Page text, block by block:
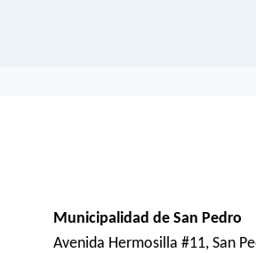
Municipalidad de San Pedro
Avenida Hermosilla #11, San